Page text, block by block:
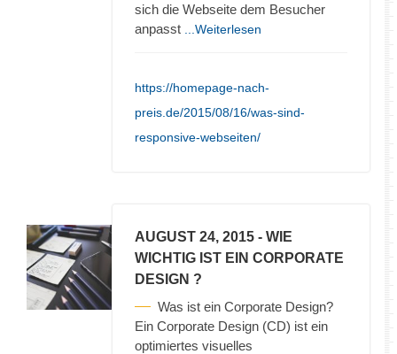
sich die Webseite dem Besucher
anpasst
...Weiterlesen
https://homepage-nach-
preis.de/2015/08/16/was-sind-
responsive-webseiten/
AUGUST 24, 2015 - WIE
WICHTIG IST EIN CORPORATE
DESIGN ?
Was ist ein Corporate Design?
Ein Corporate Design (CD) ist ein
optimiertes visuelles